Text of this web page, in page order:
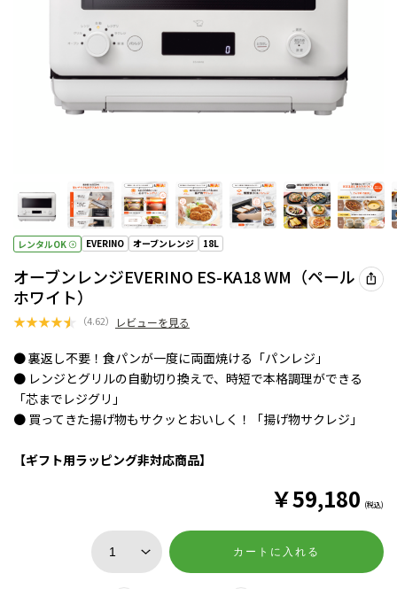
レンタルOK EVERINO オーブンレンジ 18L
オーブンレンジEVERINO ES-KA18 WM（ペール
ホワイト）
★★★★★ （4.62） レビューを見る
● 裏返し不要！食パンが一度に両面焼ける「パンレジ」
● レンジとグリルの自動切り換えで、時短で本格調理ができる
「芯までレジグリ」
● 買ってきた揚げ物もサクッとおいしく！「揚げ物サクレジ」
【ギフト用ラッピング非対応商品】
￥59,180 (税込)
カートに入れる